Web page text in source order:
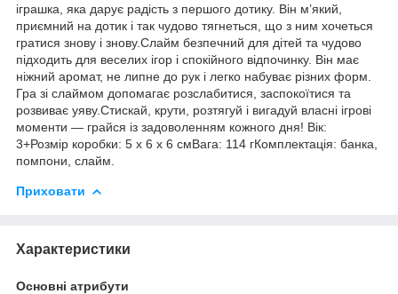
іграшка, яка дарує радість з першого дотику. Він м’який,
приємний на дотик і так чудово тягнеться, що з ним хочеться
гратися знову і знову.Слайм безпечний для дітей та чудово
підходить для веселих ігор і спокійного відпочинку. Він має
ніжний аромат, не липне до рук і легко набуває різних форм.
Гра зі слаймом допомагає розслабитися, заспокоїтися та
розвиває уяву.Стискай, крути, розтягуй і вигадуй власні ігрові
моменти — грайся із задоволенням кожного дня! Вік:
3+Розмір коробки: 5 x 6 x 6 смВага: 114 гКомплектація: банка,
помпони, слайм.
Приховати
Характеристики
Основні атрибути